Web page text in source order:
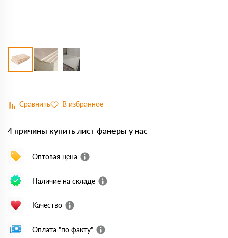
4 причины купить лист фанеры у нас
Оптовая цена
Наличие на складе
Качество
Оплата "по факту"